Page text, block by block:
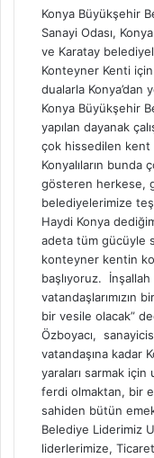
Konya Büyükşehir
Sanayi Odası,
ve Karatay
Konteyner Kenti
dualarla Konya’dan
Konya Büyükşehir
yapılan dayanak
çok hissedilen kent
Konyalıların bunda
gösteren herkese,
belediyelerimize
Haydi Konya
adeta tüm gücüyle
konteyner kentin
başlıyoruz.
vatandaşlarımızın
bir vesile olacak”
Özboyacı,
vatandaşına kadar
yaraları sarmak için
ferdi olmaktan, bir
sahiden bütün
Belediye Liderimiz
liderlerimize, Ticaret